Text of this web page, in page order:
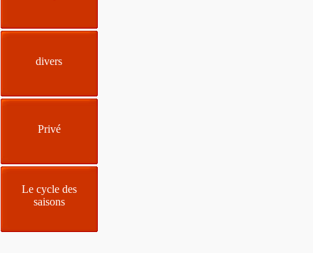
divers
Privé
Le cycle des
saisons